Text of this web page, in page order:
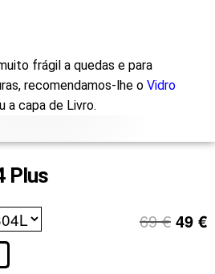
frágil a quedas e para
recomendamos-lhe o Vidro
a capa de Livro.
Plus
69€ 49 €